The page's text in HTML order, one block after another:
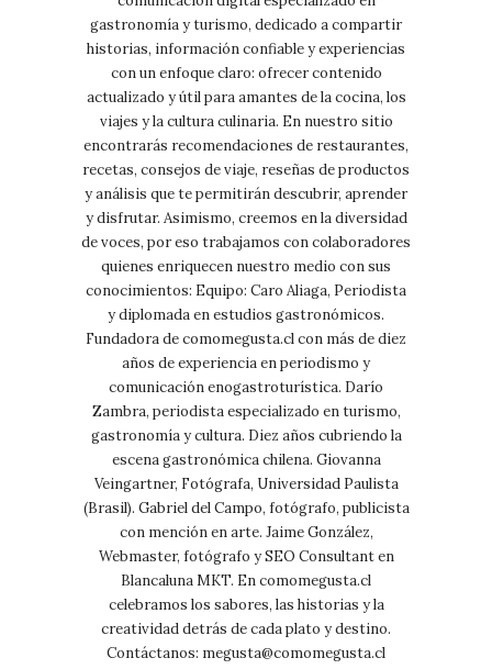
gastronomía y turismo, dedicado a compartir
historias, información confiable y experiencias
con un enfoque claro: ofrecer contenido
actualizado y útil para amantes de la cocina, los
viajes y la cultura culinaria. En nuestro sitio
encontrarás recomendaciones de restaurantes,
recetas, consejos de viaje, reseñas de productos
y análisis que te permitirán descubrir, aprender
y disfrutar. Asimismo, creemos en la diversidad
de voces, por eso trabajamos con colaboradores
quienes enriquecen nuestro medio con sus
conocimientos: Equipo: Caro Aliaga, Periodista
y diplomada en estudios gastronómicos.
Fundadora de comomegusta.cl con más de diez
años de experiencia en periodismo y
comunicación enogastroturística. Darío
Zambra, periodista especializado en turismo,
gastronomía y cultura. Diez años cubriendo la
escena gastronómica chilena. Giovanna
Veingartner, Fotógrafa, Universidad Paulista
(Brasil). Gabriel del Campo, fotógrafo, publicista
con mención en arte. Jaime González,
Webmaster, fotógrafo y SEO Consultant en
Blancaluna MKT. En comomegusta.cl
celebramos los sabores, las historias y la
creatividad detrás de cada plato y destino.
Contáctanos: megusta@comomegusta.cl